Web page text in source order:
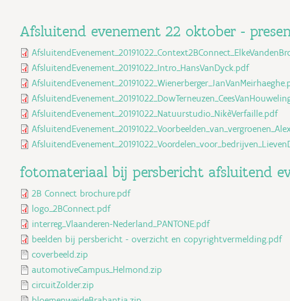
Afsluitend evenement 22 oktober -
AfsluitendEvenement_20191022_Intro_HansVanDyck.pdf
AfsluitendEvenement_20191022_Natuurstudio_NikèVerfaille.pdf
fotomateriaal bij persbericht afsluitend
2B Connect brochure.pdf
logo_2BConnect.pdf
interreg_Vlaanderen-Nederland_PANTONE.pdf
beelden bij persbericht - overzicht en copyrightvermelding.pdf
coverbeeld.zip
automotiveCampus_Helmond.zip
circuitZolder.zip